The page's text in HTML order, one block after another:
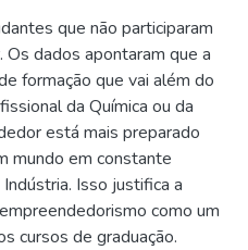
que não participaram
dados apontaram que a
formação que vai além do
da Química ou da
está mais preparado
mundo em constante
Isso justifica a
como um
cursos de graduação.